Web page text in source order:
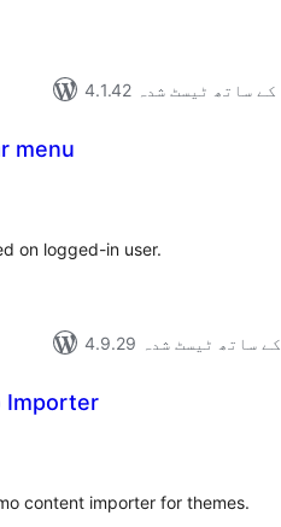
4.1.42 کے ساتھ ٹیسٹ شدہ
menu
on logged-in user.
4.9.29 کے ساتھ ٹیسٹ شدہ
Importer
content importer for themes.